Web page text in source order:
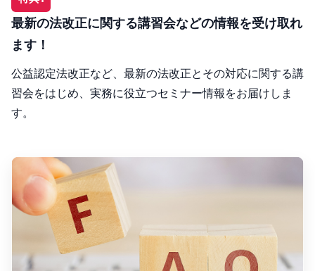
最新の法改正に関する講習会などの情報を受け取れ
ます！
公益認定法改正など、最新の法改正とその対応に関する講
習会をはじめ、実務に役立つセミナー情報をお届けしま
す。